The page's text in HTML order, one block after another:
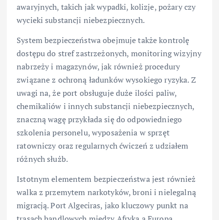
awaryjnych, takich jak wypadki, kolizje, pożary czy
wycieki substancji niebezpiecznych.
System bezpieczeństwa obejmuje także kontrolę
dostępu do stref zastrzeżonych, monitoring wizyjny
nabrzeży i magazynów, jak również procedury
związane z ochroną ładunków wysokiego ryzyka. Z
uwagi na, że port obsługuje duże ilości paliw,
chemikaliów i innych substancji niebezpiecznych,
znaczną wagę przykłada się do odpowiedniego
szkolenia personelu, wyposażenia w sprzęt
ratowniczy oraz regularnych ćwiczeń z udziałem
różnych służb.
Istotnym elementem bezpieczeństwa jest również
walka z przemytem narkotyków, broni i nielegalną
migracją. Port Algeciras, jako kluczowy punkt na